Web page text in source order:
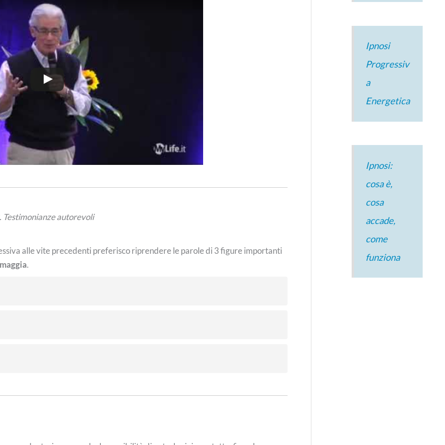
Testimonianze autorevoli
alle vite precedenti preferisco riprendere le parole di 3 figure importanti
.
Ipnosi
Progressiv
a
Energetica
Ipnosi:
cosa è,
cosa
accade,
come
funziona